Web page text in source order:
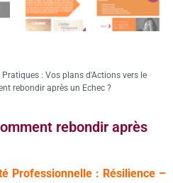
Pratiques : Vos plans d'Actions vers le
rebondir après un Echec ?
rebondir après
Professionnelle : Résilience –